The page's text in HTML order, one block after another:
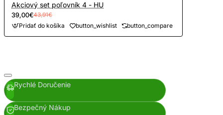
Akciový set poľovník 4 - HU
39,00€43,91€
Pridať do košíka button_wishlist button_compare
Rychlé Doručenie
Bezpečný Nákup